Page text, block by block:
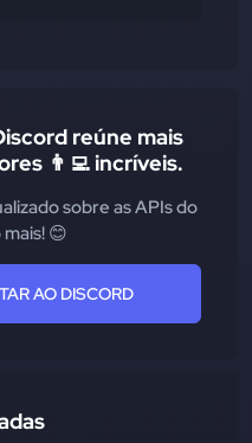
reúne mais
👨‍💻 incríveis.
sobre as APIs do
😊
AO DISCORD